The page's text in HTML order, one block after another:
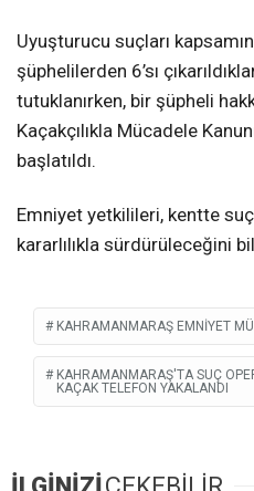
Uyuşturucu suçları
şüphelilerden 6’sı
tutuklanırken, bir şüpheli
Kaçakçılıkla Mücadele
başlatıldı.
Emniyet yetkilileri, kentte
kararlılıkla sürdürüleceğini
KAHRAMANMARAŞ EMNIYET
KAHRAMANMARAŞ'TA SUÇ
KAÇAK TELEFON YAKALANDI